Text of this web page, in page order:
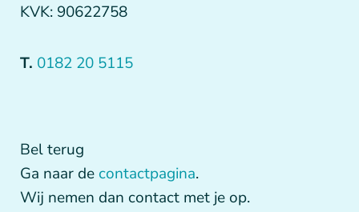
KVK: 90622758
T. 0182 20 5115
Bel terug
Ga naar de contactpagina.
Wij nemen dan contact met je op.